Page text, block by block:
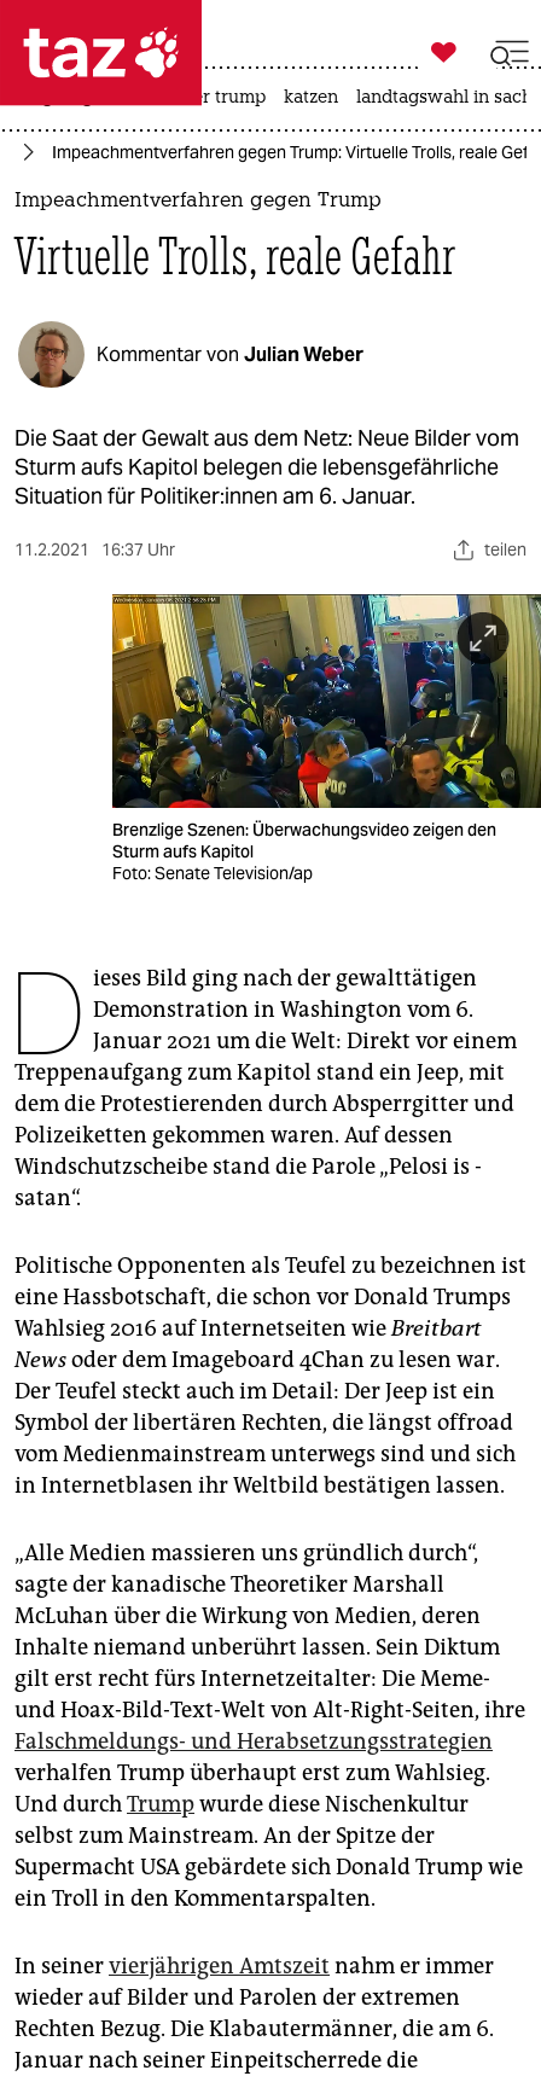
 taz zahl ich
taz zahl ich
themen
politik
öko
gesellschaft
kultur
sport
berlin
wahrheit
veranstaltungen
genossenschaft
epaper login

taz zahl ich
usa unter trump katzen landtagswahl in
Impeachmentverfahren gegen Trump: Virtuelle Trolls, reale
Impeachmentverfahren gegen Trump
Virtuelle Trolls, reale Gefahr
Kommentar von Julian Weber
Die Saat der Gewalt aus dem Netz: Neue Bilder vom
Sturm aufs Kapitol belegen die lebensgefährliche
Situation für Po­li­ti­ke­r:in­nen am 6. Januar.
11.2.2021 16:37 Uhr teilen
Brenzlige Szenen: Überwachungsvideo zeigen den
Sturm aufs Kapitol
Foto: Senate Television/ap
D ieses Bild ging nach der gewalttätigen
Demonstration in Wa­shington vom 6.
Januar 2021 um die Welt: Direkt vor einem
Treppenaufgang zum Kapitol stand ein Jeep, mit
dem die Protestierenden durch Absperrgitter und
Polizeiketten gekommen waren. Auf dessen
Windschutzscheibe stand die Parole „Pelosi is ­
satan“.
Politische Opponenten als Teufel zu bezeichnen ist
eine Hassbotschaft, die schon vor Donald Trumps
Wahlsieg 2016 auf Internetseiten wieBreitbart
Newsoder dem Imageboard 4Chan zu lesen war.
Der Teufel steckt auch im Detail: Der Jeep ist ein
Symbol der libertären Rechten, die längst offroad
vom Medienmainstream unterwegs sind und sich
in Internetblasen ihr Weltbild bestätigen lassen.
„Alle Medien massieren uns gründlich durch“,
sagte der kanadische Theo­re­ti­ker Marshall
McLuhan über die Wirkung von Medien, deren
Inhalte niemand unberührt lassen. Sein Diktum
gilt erst recht fürs Internetzeitalter: Die Meme-
und Hoax-Bild-Text-Welt von Alt-Right-Seiten, ihre
Falschmeldungs- und Herabsetzungsstrategien
verhalfen Trump überhaupt erst zum Wahlsieg.
Und durchTrumpwurde diese Nischenkultur
selbst zum Mainstream. An der Spitze der
Supermacht USA gebärdete sich Donald Trump wie
ein Troll in den Kommentarspalten.
In seinervierjährigen Amtszeit nahm er immer
wieder auf Bilder und Parolen der extremen
Rechten Bezug. Die Klabautermänner, die am 6.
Januar nach seiner Einpeitscherrede die